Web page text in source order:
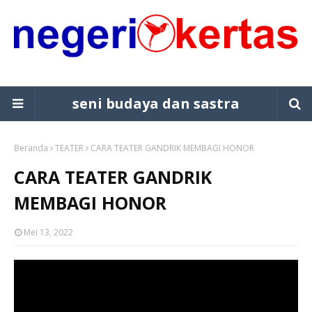
seni budaya dan sastra
Beranda TEATER CARA TEATER GANDRIK MEMBAGI HONOR
CARA TEATER GANDRIK
MEMBAGI HONOR
Mei 13, 2022